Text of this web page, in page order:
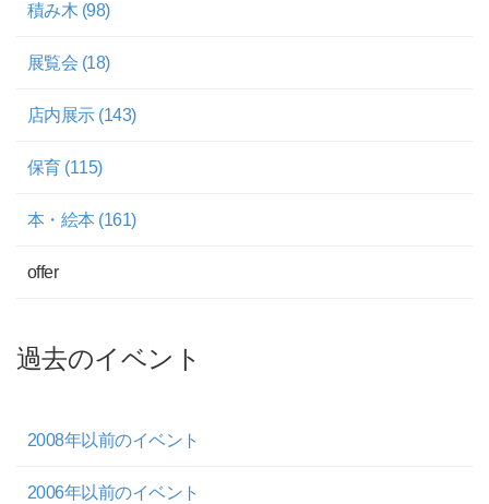
積み木 (98)
展覧会 (18)
店内展示 (143)
保育 (115)
本・絵本 (161)
offer
過去のイベント
2008年以前のイベント
2006年以前のイベント